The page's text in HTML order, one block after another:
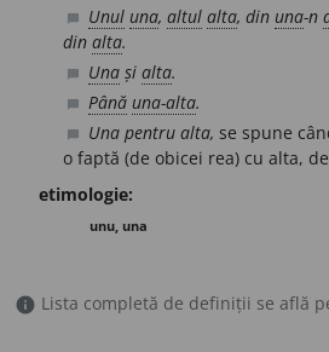
Unul una,altul alta, dinuna-n
din alta.
Una șialta.
Până una-alta.
Una pentru alta, se spune
o faptă (de obicei rea) cu alta,
etimologie:
unu, una
info Lista completă de definiții se află